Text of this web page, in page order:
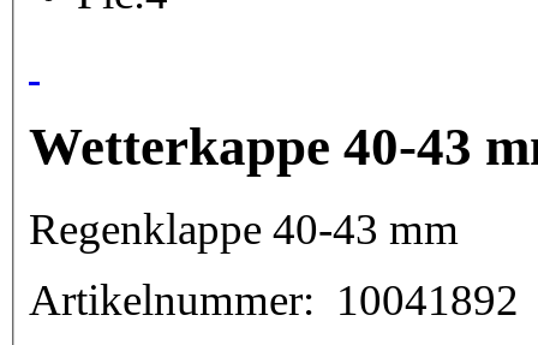
Wetterkappe 40-43
Regenklappe 40-43 mm
10041892